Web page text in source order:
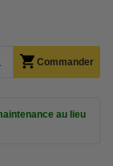
Commander
au lieu